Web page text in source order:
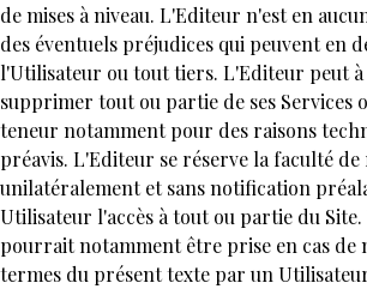
de mises à niveau. L'Editeur n'est en
des éventuels préjudices qui peuvent en
l'Utilisateur ou tout tiers. L'Editeur peut
supprimer tout ou partie de ses Services
teneur notamment pour des raisons
préavis. L'Editeur se réserve la faculté de
unilatéralement et sans notification
Utilisateur l'accès à tout ou partie du
pourrait notamment être prise en cas de
termes du présent texte par un